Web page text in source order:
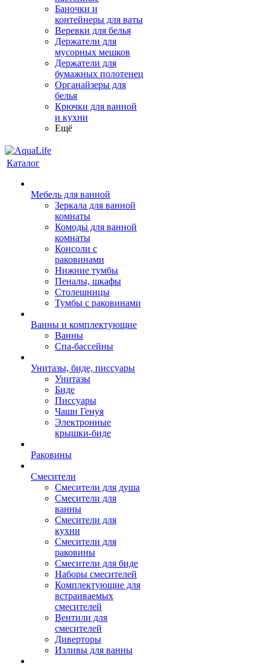
Баночки и
контейнеры для ваты
Веревки для белья
Держатели для
мусорных мешков
Держатели для
бумажных полотенец
Органайзеры для
белья
Крючки для ванной
и кухни
Ещё
Каталог
Мебель для ванной
Зеркала для ванной
комнаты
Комоды для ванной
комнаты
Консоли с
раковинами
Нижние тумбы
Пеналы, шкафы
Столешницы
Тумбы с раковинами
Ванны и комплектующие
Ванны
Спа-бассейны
Унитазы, биде, писсуары
Унитазы
Биде
Писсуары
Чаши Генуя
Электронные
крышки-биде
Раковины
Смесители
Смесители для душа
Смесители для
ванны
Смесители для
кухни
Смесители для
раковины
Смесители для биде
Наборы смесителей
Комплектующие для
встраиваемых
смесителей
Вентили для
смесителей
Диверторы
Изливы для ванны